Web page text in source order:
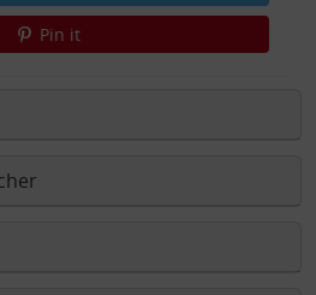
Pin it